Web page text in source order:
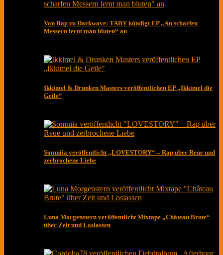
Von Rap zu Darkwave: TABY kündigt EP „An scharfen
Messern lernt man bluten“ an
Ikkimel & Drunken Masters veröffentlichen EP „Ikkimel die
Geile“
Somniia veröffentlicht „LOVESTORY“ – Rap über Reue und
zerbrochene Liebe
Luna Morgenstern veröffentlicht Mixtape „Château Brute“
über Zeit und Loslassen